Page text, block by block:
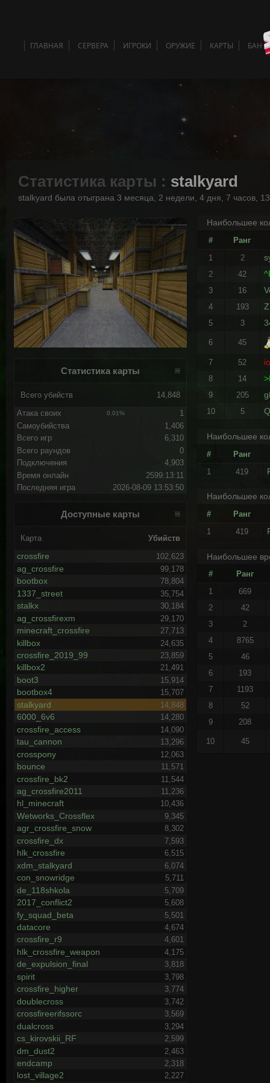
ГЛАВНАЯ СЕРВЕРА ИГРОКИ ОРУЖИЕ КАРТЫ БАН
Статистика карты : stalkyard
stalkyard была отыграна 3 месяца, 2 недели, 4 дня, 7 часов,
Статистика карты
Всего убийств 14,848
Атака своих 0.01%
1
Самоубийства
1,406
Всего игр
6,310
Всего раундов
0
Подключения
4,903
Время онлайн
2599:13:11
Последняя игра
2026-08-09 13:53:50
Доступные карты
Карта Убийств
crossfire 102,623
ag_crossfire 99,178
bootbox 78,804
1337_street 35,754
stalkx 30,184
ag_crossfirexm 29,170
minecraft_crossfire 27,713
killbox 24,635
crossfire_2019_99 23,859
killbox2 21,491
boot3 15,914
bootbox4 15,707
stalkyard 14,848
6000_6v6 14,280
crossfire_access 14,090
tau_cannon 13,296
crosspony 12,063
bounce 11,571
crossfire_bk2 11,544
ag_crossfire2011 11,236
hl_minecraft 10,436
Wetworks_Crossflex 9,345
agr_crossfire_snow 8,302
crossfire_dx 7,593
hlk_crossfire 6,515
xdm_stalkyard 6,074
con_snowridge 5,711
de_118shkola 5,709
2017_conflict2 5,608
fy_squad_beta 5,501
datacore 4,674
crossfire_r9 4,601
hlk_crossfire_weapon 4,175
de_expulsion_final 3,818
spirit 3,798
crossfire_higher 3,774
doublecross 3,742
crossfireerifssorc 3,569
dualcross 3,294
cs_kirovskii_RF 2,599
dm_dust2 2,463
endcamp 2,318
lost_village2 2,227
Наибольшее
#
Ранг
1
2
2 42
3 16
4 193
5 3
6 45
7 52
8 14
9 205
10 5
Наибольшее
#
Ранг
1
419
Наибольшее
#
Ранг
1
419
Наибольшее
#
Ранг
1
669
2
42
3
2
4
8765
5
46
6
193
7
1193
8
52
9
208
10 45